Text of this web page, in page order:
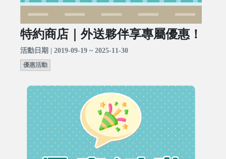
特約商店｜外送夥伴享專屬優惠！
活動日期 | 2019-09-19 ~ 2025-11-30
優惠活動